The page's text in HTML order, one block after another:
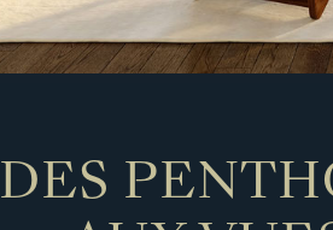
DES